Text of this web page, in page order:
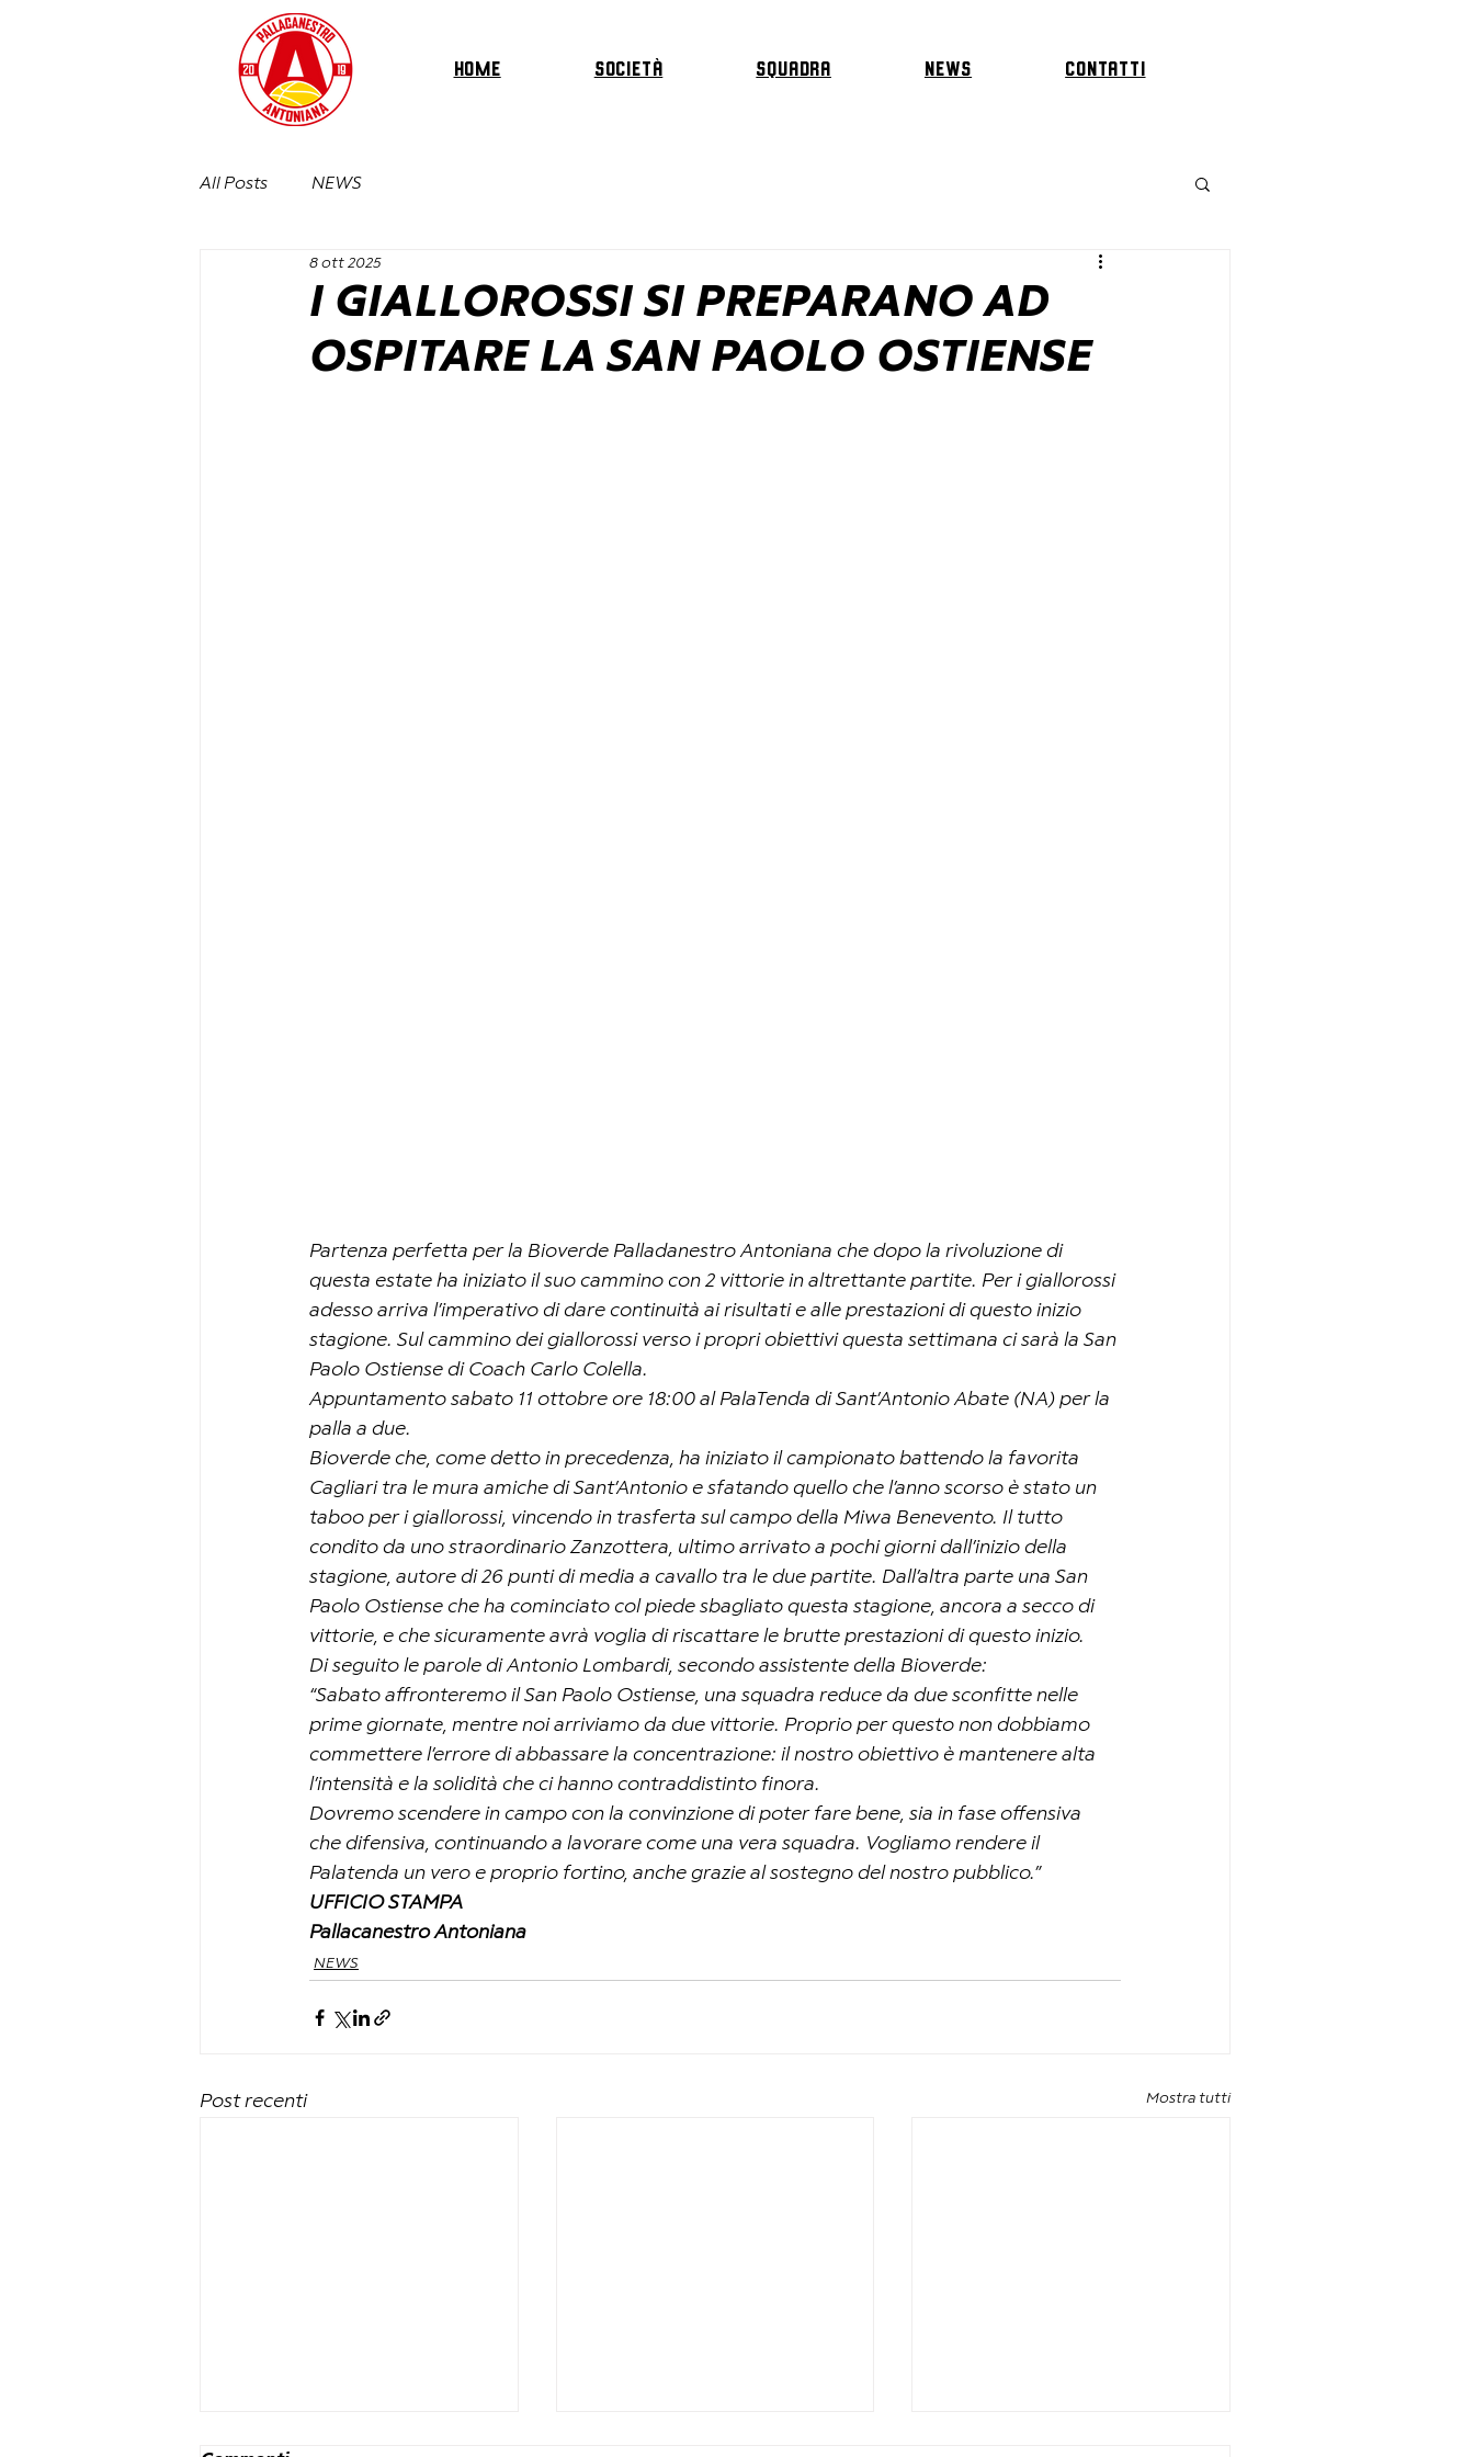
HOME Società Squadra News Contatti
All Posts NEWS
I GIALLOROSSI SI PREPARANO AD
OSPITARE LA SAN PAOLO OSTIENSE
8 ott 2025
Partenza perfetta per la Bioverde Palladanestro Antoniana che dopo la rivoluzione di
questa estate ha iniziato il suo cammino con 2 vittorie in altrettante partite. Per i giallorossi
adesso arriva l’imperativo di dare continuità ai risultati e alle prestazioni di questo inizio
stagione. Sul cammino dei giallorossi verso i propri obiettivi questa settimana ci sarà la San
Paolo Ostiense di Coach Carlo Colella.
Appuntamento sabato 11 ottobre ore 18:00 al PalaTenda di Sant’Antonio Abate (NA) per la
palla a due.
Bioverde che, come detto in precedenza, ha iniziato il campionato battendo la favorita
Cagliari tra le mura amiche di Sant’Antonio e sfatando quello che l’anno scorso è stato un
taboo per i giallorossi, vincendo in trasferta sul campo della Miwa Benevento. Il tutto
condito da uno straordinario Zanzottera, ultimo arrivato a pochi giorni dall’inizio della
stagione, autore di 26 punti di media a cavallo tra le due partite. Dall’altra parte una San
Paolo Ostiense che ha cominciato col piede sbagliato questa stagione, ancora a secco di
vittorie, e che sicuramente avrà voglia di riscattare le brutte prestazioni di questo inizio.
Di seguito le parole di Antonio Lombardi, secondo assistente della Bioverde:
“Sabato affronteremo il San Paolo Ostiense, una squadra reduce da due sconfitte nelle
prime giornate, mentre noi arriviamo da due vittorie. Proprio per questo non dobbiamo
commettere l’errore di abbassare la concentrazione: il nostro obiettivo è mantenere alta
l’intensità e la solidità che ci hanno contraddistinto finora.
Dovremo scendere in campo con la convinzione di poter fare bene, sia in fase offensiva
che difensiva, continuando a lavorare come una vera squadra. Vogliamo rendere il
Palatenda un vero e proprio fortino, anche grazie al sostegno del nostro pubblico.”
UFFICIO STAMPA
Pallacanestro Antoniana
NEWS
Post recenti Mostra tutti